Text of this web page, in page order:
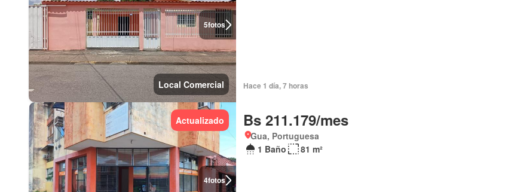
5fotos
Local Comercial Hace 1 día, 7 horas
4fotos
Actualizado Bs 211.179/mes
Gua, Portuguesa
1 Baño
81 m²